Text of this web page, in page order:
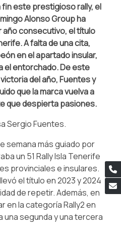
este prestigioso rally, el
Alonso Group ha
consecutivo, el título
A falta de una cita,
en el apartado insular,
el entorchado. De este
del año, Fuentes y
que la marca vuelva a
que despierta pasiones.
Sergio Fuentes.
semana más guiado por
un 51 Rally Isla Tenerife
provinciales e insulares.
el título en 2023 y 2024
de repetir. Además, en
en la categoría Rally2 en
una segunda y una tercera